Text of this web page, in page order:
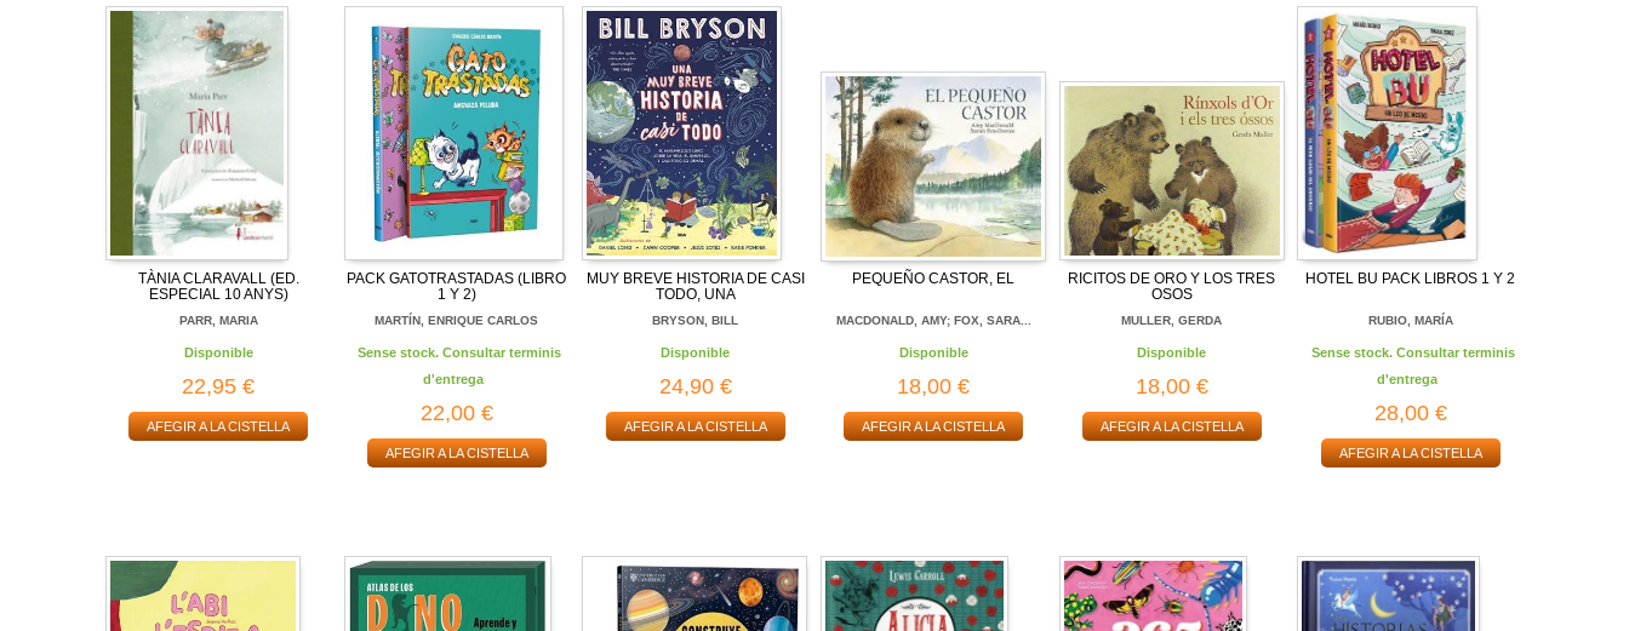
TÀNIA CLARAVALL (ED.
ESPECIAL 10 ANYS)
PARR, MARIA
Disponible
22,95 €
AFEGIR A LA CISTELLA
PACK GATOTRASTADAS (LIBRO
1 Y 2)
MARTÍN, ENRIQUE CARLOS
Sense stock. Consultar terminis
d'entrega
22,00 €
AFEGIR A LA CISTELLA
MUY BREVE HISTORIA DE CASI
TODO, UNA
BRYSON, BILL
Disponible
24,90 €
AFEGIR A LA CISTELLA
PEQUEÑO CASTOR, EL
MACDONALD, AMY; FOX, SARA...
Disponible
18,00 €
AFEGIR A LA CISTELLA
RICITOS DE ORO Y LOS TRES
OSOS
MULLER, GERDA
Disponible
18,00 €
AFEGIR A LA CISTELLA
HOTEL BU PACK LIBROS 1 Y 2
RUBIO, MARÍA
Sense stock. Consultar terminis
d'entrega
28,00 €
AFEGIR A LA CISTELLA